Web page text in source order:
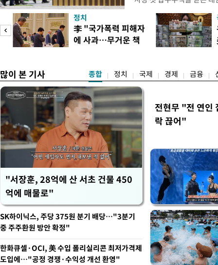
거지면서 그야말로 쑥대
심판 성 접대 파문까지 파
돌이킬 수 없는 지경까지
홍명보 전 감독을 국가대
정치
李 "국가폭력 피해자
에 사과…무거운 책
많이 본 기사 종합 정치 국제 경제 금융
"서장훈, 28억에 산 서초 건물 450
억에 매물로"
전현무 "전 연인
락 끊어"
SK하이닉스, 주당 375원 분기 배당…"3분기
중 주주환원 방안 확정"
한화큐셀·OCI, 美 수입 폴리실리콘 최저가격제
도입에…"공정 경쟁·수익성 개선 환영"